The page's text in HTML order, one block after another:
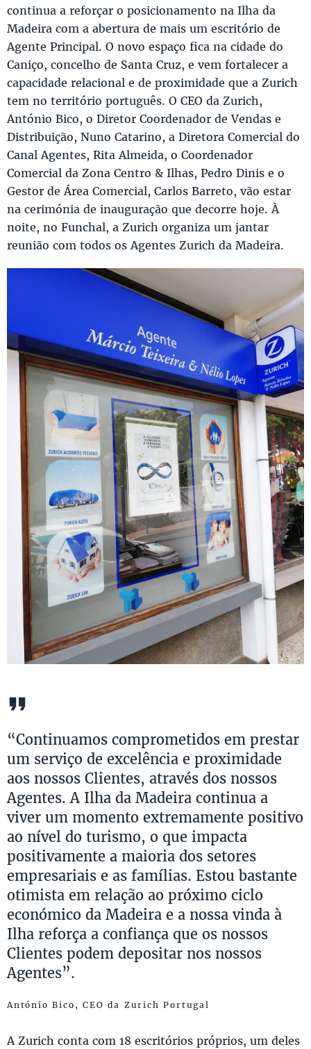
continua a reforçar o posicionamento na Ilha da
Madeira com a abertura de mais um escritório de
Agente Principal. O novo espaço fica na cidade do
Caniço, concelho de Santa Cruz, e vem fortalecer a
capacidade relacional e de proximidade que a Zurich
tem no território português. O CEO da Zurich,
António Bico, o Diretor Coordenador de Vendas e
Distribuição, Nuno Catarino, a Diretora Comercial do
Canal Agentes, Rita Almeida, o Coordenador
Comercial da Zona Centro & Ilhas, Pedro Dinis e o
Gestor de Área Comercial, Carlos Barreto, vão estar
na cerimónia de inauguração que decorre hoje. À
noite, no Funchal, a Zurich organiza um jantar
reunião com todos os Agentes Zurich da Madeira.
“Continuamos comprometidos em prestar
um serviço de excelência e proximidade
aos nossos Clientes, através dos nossos
Agentes. A Ilha da Madeira continua a
viver um momento extremamente positivo
ao nível do turismo, o que impacta
positivamente a maioria dos setores
empresariais e as famílias. Estou bastante
otimista em relação ao próximo ciclo
económico da Madeira e a nossa vinda à
Ilha reforça a confiança que os nossos
Clientes podem depositar nos nossos
Agentes”.
António Bico, CEO da Zurich Portugal
A Zurich conta com 18 escritórios próprios, um deles